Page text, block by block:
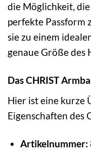
die Möglichkeit, die
perfekte Passform
sie zu einem
genaue Größe des
Das CHRIST
Hier ist eine kurze
Eigenschaften des
Artikelnummer: